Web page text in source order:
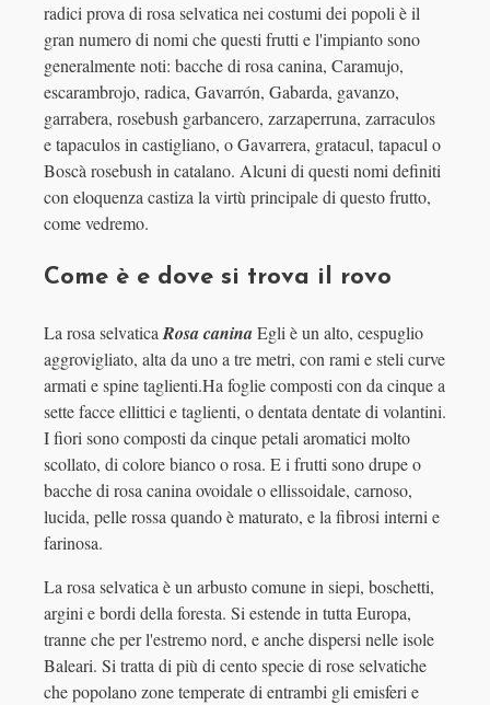
radici prova di rosa selvatica nei costumi dei popoli è il
gran numero di nomi che questi frutti e l'impianto sono
generalmente noti: bacche di rosa canina, Caramujo,
escarambrojo, radica, Gavarrón, Gabarda, gavanzo,
garrabera, rosebush garbancero, zarzaperruna, zarraculos
e tapaculos in castigliano, o Gavarrera, gratacul, tapacul o
Boscà rosebush in catalano. Alcuni di questi nomi definiti
con eloquenza castiza la virtù principale di questo frutto,
come vedremo.
Come è e dove si trova il rovo
La rosa selvaticaRosa caninaEgli è un alto, cespuglio
aggrovigliato, alta da uno a tre metri, con rami e steli curve
armati e spine taglienti.Ha foglie composti con da cinque a
sette facce ellittici e taglienti, o dentata dentate di volantini.
I fiori sono composti da cinque petali aromatici molto
scollato, di colore bianco o rosa. E i frutti sono drupe o
bacche di rosa canina ovoidale o ellissoidale, carnoso,
lucida, pelle rossa quando è maturato, e la fibrosi interni e
farinosa.
La rosa selvatica è un arbusto comune in siepi, boschetti,
argini e bordi della foresta. Si estende in tutta Europa,
tranne che per l'estremo nord, e anche dispersi nelle isole
Baleari. Si tratta di più di cento specie di rose selvatiche
che popolano zone temperate di entrambi gli emisferi e